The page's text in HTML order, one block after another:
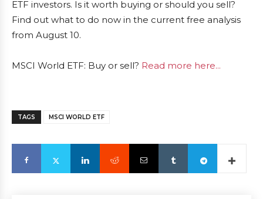
ETF investors. Is it worth buying or should you sell?
Find out what to do now in the current free analysis
from August 10.
MSCI World ETF: Buy or sell? Read more here...
TAGS MSCI WORLD ETF